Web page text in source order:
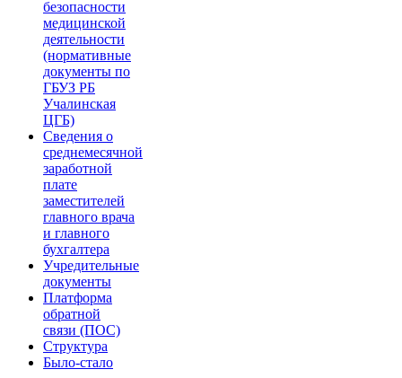
безопасности
медицинской
деятельности
(нормативные
документы по
ГБУЗ РБ
Учалинская
ЦГБ)
Сведения о
среднемесячной
заработной
плате
заместителей
главного врача
и главного
бухгалтера
Учредительные
документы
Платформа
обратной
связи (ПОС)
Структура
Было-стало